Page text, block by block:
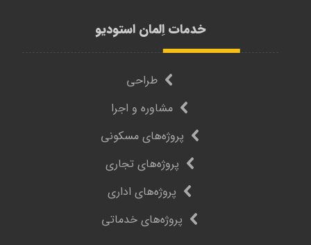
خدمات اِلمان استودیو
طراحی
مشاوره و اجرا
پروژه‌های مسکونی
پروژه‌های تجاری
پروژه‌های اداری
پروژه‌های خدماتی